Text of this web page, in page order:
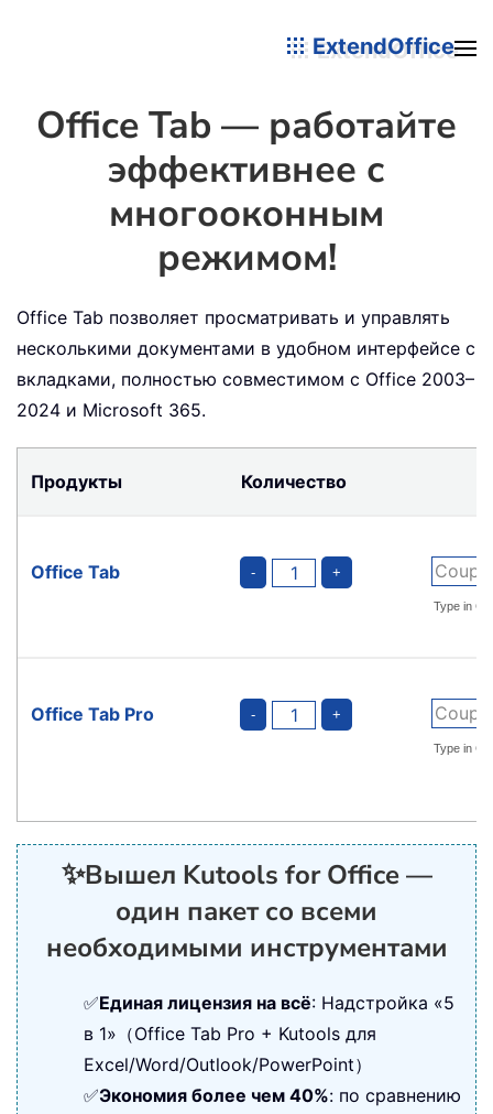
ExtendOffice
Office Tab — работайте
эффективнее с
многооконным
режимом!
Office Tab позволяет просматривать и управлять
несколькими документами в удобном интерфейсе с
вкладками, полностью совместимом с Office 2003–
2024 и Microsoft 365.
Продукты Количество
Office Tab
Office Tab Pro
✨Вышел Kutools for Office —
один пакет со всеми
необходимыми инструментами
✅Единая лицензия на всё: Надстройка «5
в 1»（Office Tab Pro + Kutools для
Excel/Word/Outlook/PowerPoint）
✅Экономия более чем 40%: по сравнению